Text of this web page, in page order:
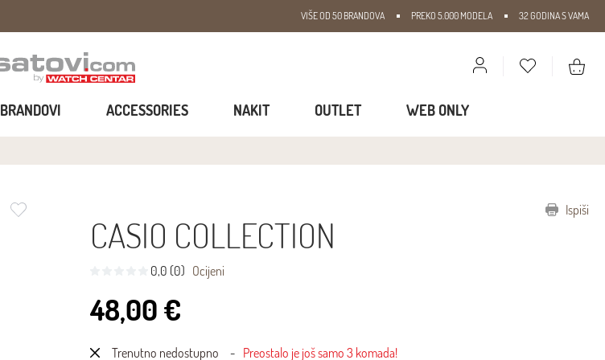
VIŠE OD 50 BRANDOVA PREKO 5.000 MODELA 32 GODINA S VAMA
BRANDOVI ACCESSORIES NAKIT OUTLET WEB ONLY
Ispiši
CASIO COLLECTION
0,0 (0) Ocijeni
48,00 €
Trenutno nedostupno Preostalo je još samo 3 komada!